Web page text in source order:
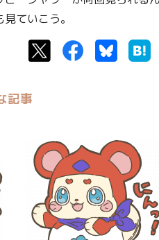
ていこう。
TwitterFacebookBluesky
記事